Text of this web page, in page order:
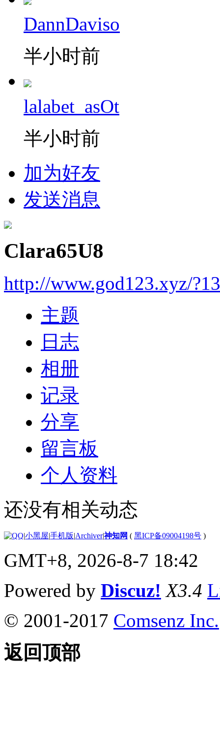
DannDaviso
半小时前
lalabet_asOt
半小时前
加为好友
发送消息
Clara65U8
http://www.god123.xyz/
主题
日志
相册
记录
分享
留言板
个人资料
还没有相关动态
|小黑屋|手机版|Archiver|神知网 ( 黑ICP备09004198号 )
GMT+8, 2026-8-7 18:42
Powered by Discuz! X3.4
© 2001-2017 Comsenz Inc.
返回顶部